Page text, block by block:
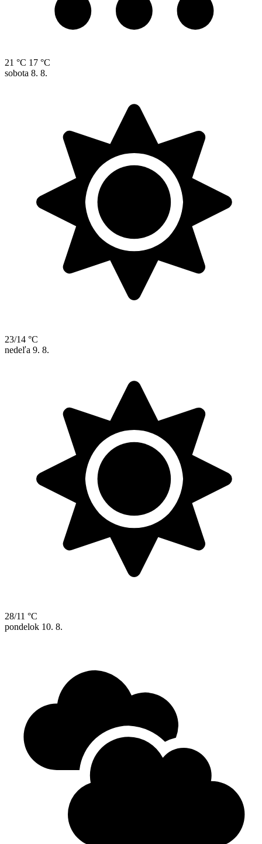
21 °C 17 °C
sobota 8. 8.
23/14 °C
nedeľa 9. 8.
28/11 °C
pondelok 10. 8.